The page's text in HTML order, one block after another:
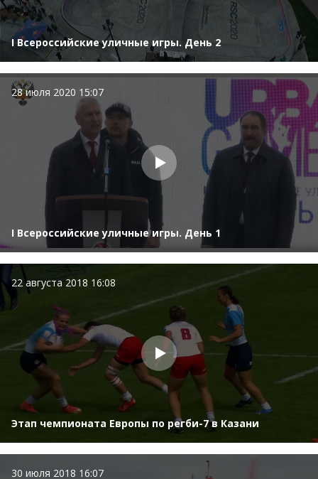
I Всероссийские уличные игры. День 2
28 июля 2020 15:07
I Всероссийские уличные игры. День 1
22 августа 2018 16:08
Этап чемпионата Европы по регби-7 в Казани
30 июля 2018 16:07